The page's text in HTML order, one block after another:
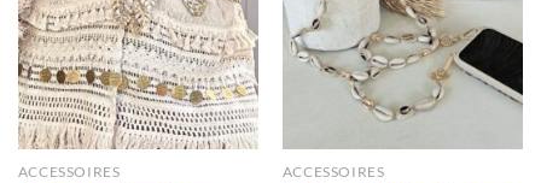
ACCESSOIRES ACCESSOIRES